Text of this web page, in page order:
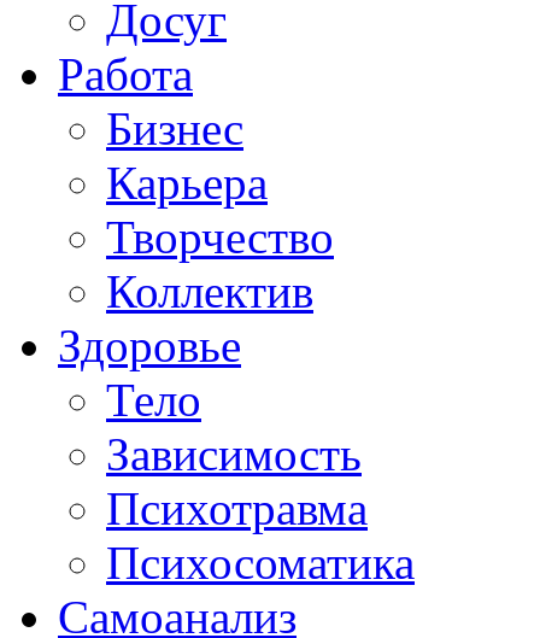
Досуг
Работа
Бизнес
Карьера
Творчество
Коллектив
Здоровье
Тело
Зависимость
Психотравма
Психосоматика
Самоанализ